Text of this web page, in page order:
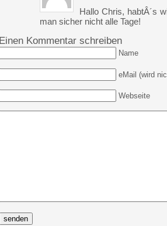
Hallo Chris, habtÂ´s
man sicher nicht alle Tage!
Einen Kommentar schreiben
Name
eMail (wird
Webseite